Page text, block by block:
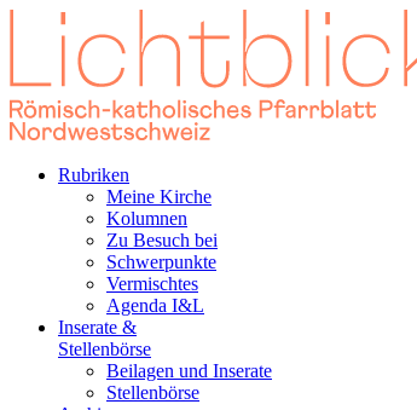
Rubriken
Meine Kirche
Kolumnen
Zu Besuch bei
Schwerpunkte
Vermischtes
Agenda I&L
Inserate &
Stellenbörse
Beilagen und Inserate
Stellenbörse